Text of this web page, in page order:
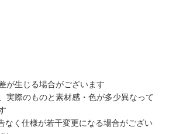
が生じる場合がございます
実際のものと素材感・色が多少異なって
なく仕様が若干変更になる場合がござい